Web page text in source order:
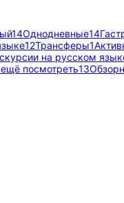
14Однодневные14
12Трансферы1
на русском
посмотреть13